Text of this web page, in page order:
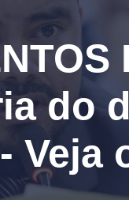
do
Veja